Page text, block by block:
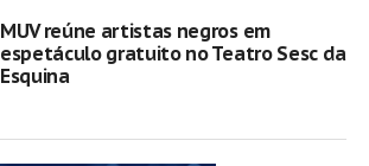
MUV reúne artistas negros em
espetáculo gratuito no Teatro Sesc da
Esquina